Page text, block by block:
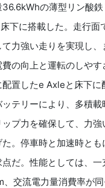
36.6kWhの薄型リン酸
床下に搭載した。走行
て力強い走りを実現し
の向上と運転のしやす
置したe Axleと床下に
テリーにより、多積
プ力を確保して、力
。停車時と加速時と
点だ。性能としては、
交流電力量消費率が